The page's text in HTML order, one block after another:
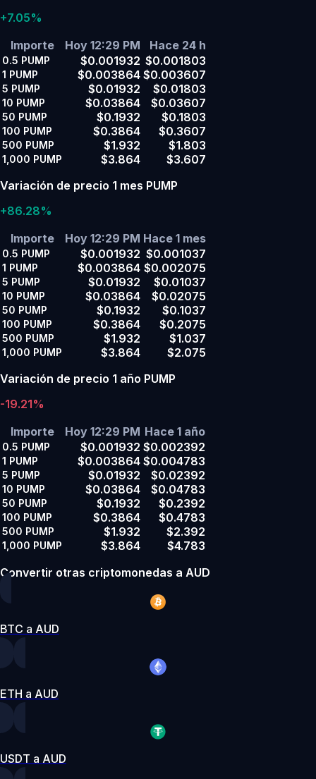
+7.05%
Importe
Hoy 12:29 PM Hace 24 h
0.5 PUMP $0.001932 $0.001803
1 PUMP $0.003864 $0.003607
5 PUMP $0.01932 $0.01803
10 PUMP $0.03864 $0.03607
50 PUMP $0.1932 $0.1803
100 PUMP $0.3864 $0.3607
500 PUMP $1.932 $1.803
1,000 PUMP $3.864
$3.607
Variación de precio 1 mes PUMP
+86.28%
Importe
Hoy 12:29 PM Hace 1 mes
0.5 PUMP $0.001932 $0.001037
1 PUMP $0.003864 $0.002075
5 PUMP $0.01932 $0.01037
10 PUMP $0.03864 $0.02075
50 PUMP $0.1932 $0.1037
100 PUMP $0.3864 $0.2075
500 PUMP $1.932 $1.037
1,000 PUMP $3.864
$2.075
Variación de precio 1 año PUMP
-19.21%
Importe
Hoy 12:29 PM Hace 1 año
0.5 PUMP $0.001932 $0.002392
1 PUMP $0.003864 $0.004783
5 PUMP $0.01932 $0.02392
10 PUMP $0.03864 $0.04783
50 PUMP $0.1932 $0.2392
100 PUMP $0.3864 $0.4783
500 PUMP $1.932 $2.392
1,000 PUMP $3.864
$4.783
Convertir otras criptomonedas a AUD
BTC a AUD
ETH a AUD
USDT a AUD